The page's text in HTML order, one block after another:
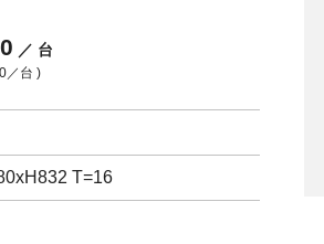
／ 台
／台 )
T=16